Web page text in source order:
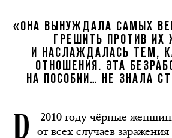
«ОНА ВЫНУЖДАЛА САМЫХ
ГРЕШИТЬ ПРОТИВ ИХ
И НАСЛАЖДАЛАСЬ ТЕМ,
ОТНОШЕНИЯ. ЭТА
НА ПОСОБИИ… НЕ ЗНАЛА
2010 году чёрные
от всех случаев